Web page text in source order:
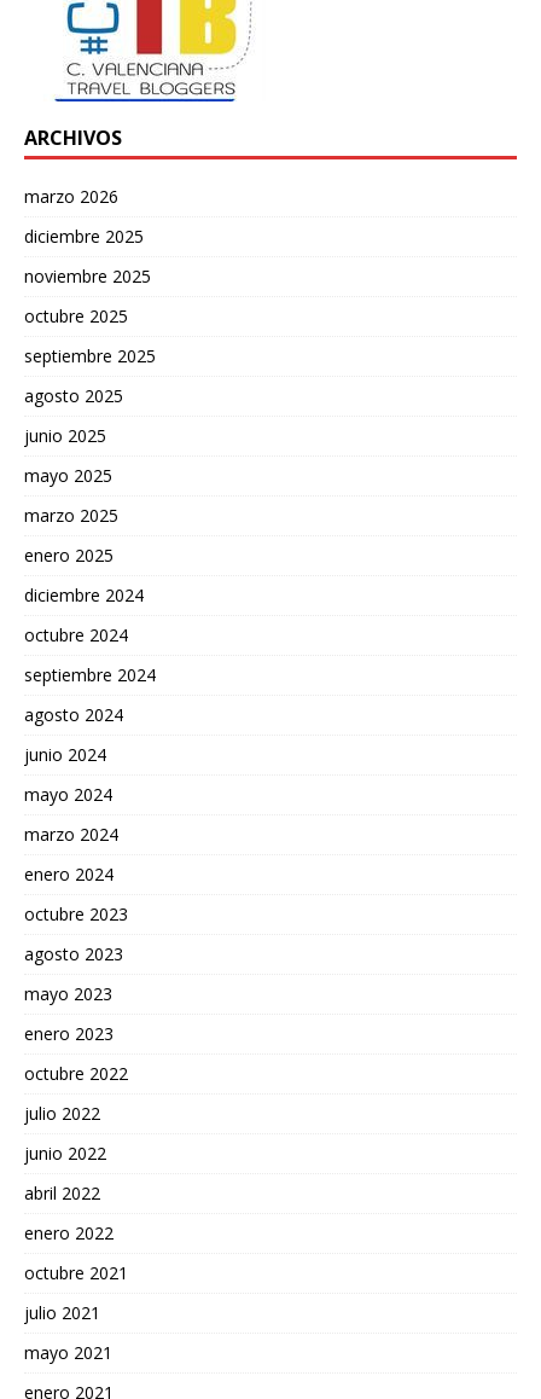
ARCHIVOS
marzo 2026
diciembre 2025
noviembre 2025
octubre 2025
septiembre 2025
agosto 2025
junio 2025
mayo 2025
marzo 2025
enero 2025
diciembre 2024
octubre 2024
septiembre 2024
agosto 2024
junio 2024
mayo 2024
marzo 2024
enero 2024
octubre 2023
agosto 2023
mayo 2023
enero 2023
octubre 2022
julio 2022
junio 2022
abril 2022
enero 2022
octubre 2021
julio 2021
mayo 2021
enero 2021